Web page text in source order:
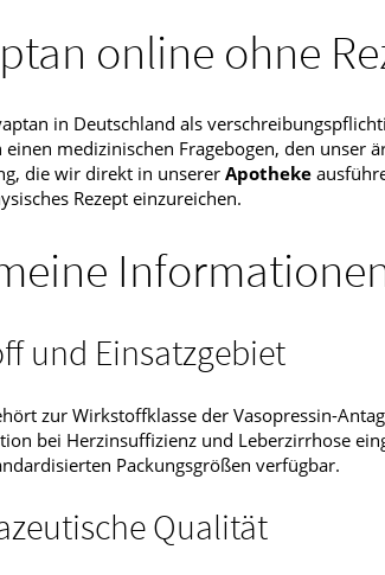
online ohne
in Deutschland als
medizinischen Fragebogen, den unser
die wir direkt in unserer Apotheke
Rezept einzureichen.
und Einsatzgebiet
zur Wirkstoffklasse der Vasopressin-
bei Herzinsuffizienz und Leberzirrhose
Packungsgrößen verfügbar.
Qualität